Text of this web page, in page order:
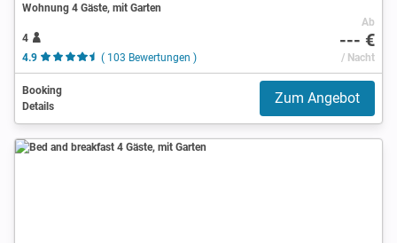
Wohnung 4 Gäste, mit Garten
4
4.9
( 103 Bewertungen )
Ab
--- €
/ Nacht
Booking
Details
Zum Angebot